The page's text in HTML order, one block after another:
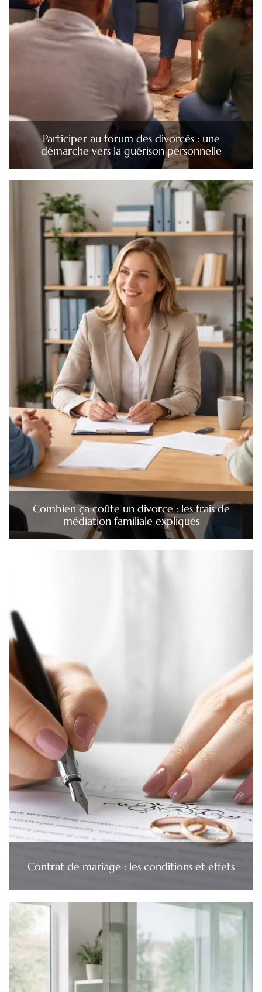
Participer au forum des divorcés : une
démarche vers la guérison personnelle
Combien ça coûte un divorce : les frais de
médiation familiale expliqués
Contrat de mariage : les conditions et effets